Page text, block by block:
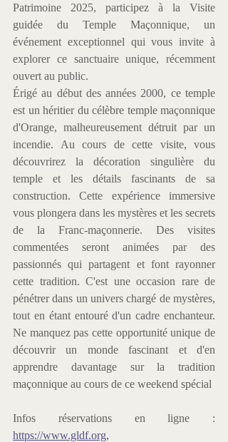
Patrimoine 2025, participez à la Visite
guidée du Temple Maçonnique, un
événement exceptionnel qui vous invite à
explorer ce sanctuaire unique, récemment
ouvert au public.
Érigé au début des années 2000, ce temple
est un héritier du célèbre temple maçonnique
d'Orange, malheureusement détruit par un
incendie. Au cours de cette visite, vous
découvrirez la décoration singulière du
temple et les détails fascinants de sa
construction. Cette expérience immersive
vous plongera dans les mystères et les secrets
de la Franc-maçonnerie. Des visites
commentées seront animées par des
passionnés qui partagent et font rayonner
cette tradition. C'est une occasion rare de
pénétrer dans un univers chargé de mystères,
tout en étant entouré d'un cadre enchanteur.
Ne manquez pas cette opportunité unique de
découvrir un monde fascinant et d'en
apprendre davantage sur la tradition
maçonnique au cours de ce weekend spécial
https://www.gldf.org,